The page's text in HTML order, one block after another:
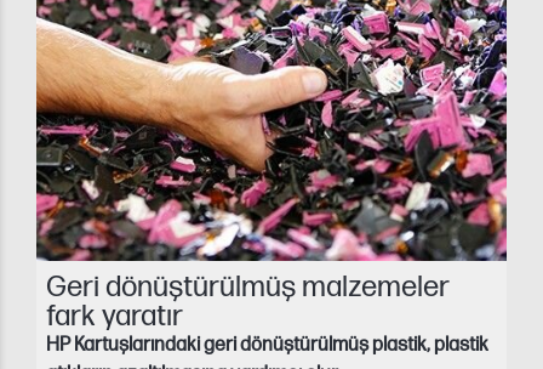
Geri dönüştürülmüş malzemeler
fark yaratır
HP Kartuşlarındaki geri dönüştürülmüş plastik, plastik